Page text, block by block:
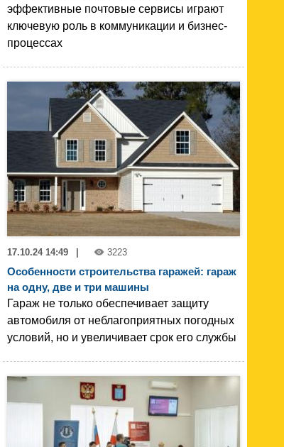
эффективные почтовые сервисы играют
ключевую роль в коммуникации и бизнес-
процессах
17.10.24 14:49 3223
Особенности строительства гаражей: гараж
на одну, две и три машины
Гараж не только обеспечивает защиту
автомобиля от неблагоприятных погодных
условий, но и увеличивает срок его службы